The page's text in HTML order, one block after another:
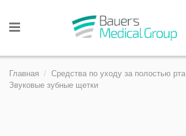
Главная Средства по уходу за полостью рта
Звуковые зубные щетки